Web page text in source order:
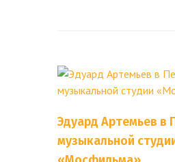
Эдуард Артемьев в
музыкальной